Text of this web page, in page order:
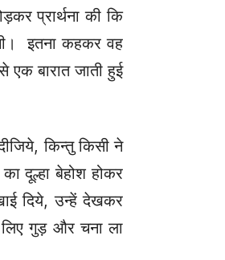
प्रार्थना की कि
इतना कहकर वह
बारात जाती हुई
किन्तु किसी ने
दूल्हा बेहोश होकर
दिये, उन्हें देखकर
गुड़ और चना ला